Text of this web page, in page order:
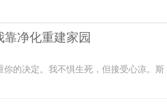
净化重建家园
你的决定。我不惧生死，但接受心凉。斯